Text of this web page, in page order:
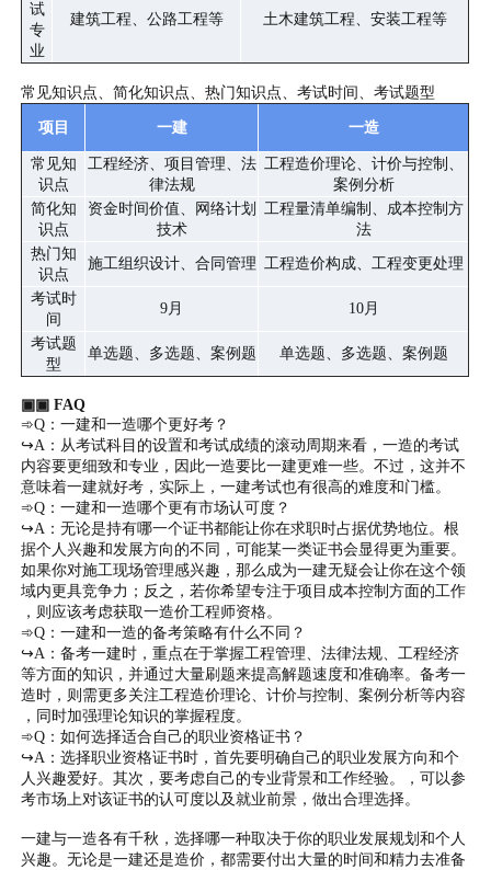
试
专
业
建筑工程、公路工程等 土木建筑工程、安装工程等
常见知识点、简化知识点、热门知识点、考试时间、考试题型
项目
一建 一造
常见知
识点
工程经济、项目管理、法
律法规
工程造价理论、计价与控制、
案例分析
简化知
识点
资金时间价值、网络计划
技术
工程量清单编制、成本控制方
法
热门知
识点
施工组织设计、合同管理 工程造价构成、工程变更处理
考试时
间
9月
10月
考试题
型
单选题、多选题、案例题 单选题、多选题、案例题
▣▣ FAQ
➾Q：一建和一造哪个更好考？
↪A：从考试科目的设置和考试成绩的滚动周期来看，一造的考试
内容要更细致和专业，因此一造要比一建更难一些。不过，这并不
意味着一建就好考，实际上，一建考试也有很高的难度和门槛。
➾Q：一建和一造哪个更有市场认可度？
↪A：无论是持有哪一个证书都能让你在求职时占据优势地位。根
据个人兴趣和发展方向的不同，可能某一类证书会显得更为重要。
如果你对施工现场管理感兴趣，那么成为一建无疑会让你在这个领
域内更具竞争力；反之，若你希望专注于项目成本控制方面的工作
，则应该考虑获取一造价工程师资格。
➾Q：一建和一造的备考策略有什么不同？
↪A：备考一建时，重点在于掌握工程管理、法律法规、工程经济
等方面的知识，并通过大量刷题来提高解题速度和准确率。备考一
造时，则需更多关注工程造价理论、计价与控制、案例分析等内容
，同时加强理论知识的掌握程度。
➾Q：如何选择适合自己的职业资格证书？
↪A：选择职业资格证书时，首先要明确自己的职业发展方向和个
人兴趣爱好。其次，要考虑自己的专业背景和工作经验。，可以参
考市场上对该证书的认可度以及就业前景，做出合理选择。
一建与一造各有千秋，选择哪一种取决于你的职业发展规划和个人
兴趣。无论是一建还是造价，都需要付出大量的时间和精力去准备